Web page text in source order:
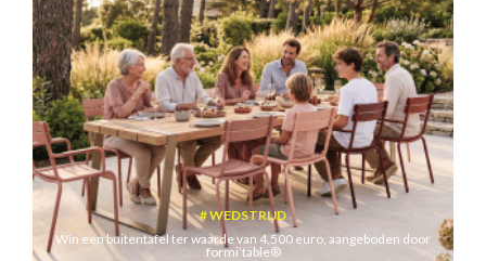
WEDSTRIJD
Win een buitentafel ter waarde van 4.500 euro, aangeboden door
formi’table®